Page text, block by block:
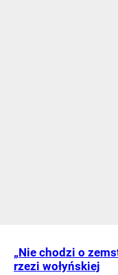
„Nie chodzi o
rzezi wołyńskiej